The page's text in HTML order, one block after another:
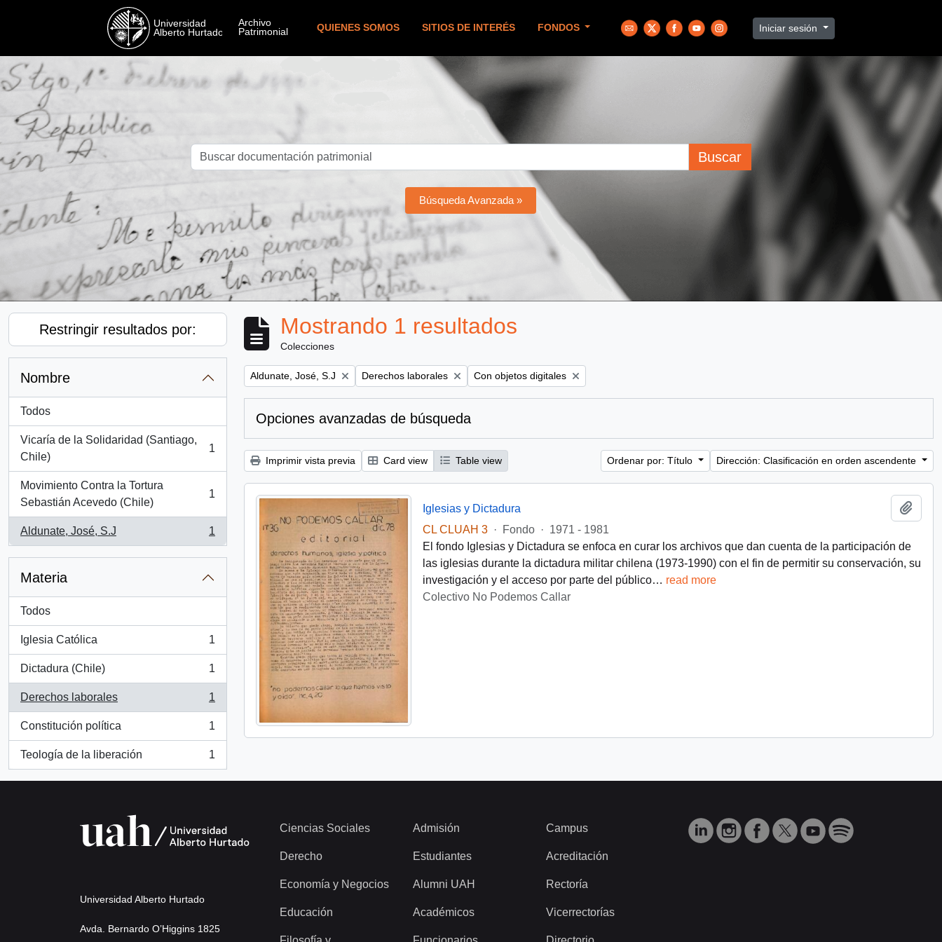
QUIENES SOMOS SITIOS DE INTERÉS FONDOS Iniciar sesión
Buscar
Búsqueda Avanzada »
Restringir resultados por:
Nombre
Todos
Vicaría de la Solidaridad (Santiago,
Chile)
, 1 resultados
1
Movimiento Contra la Tortura
Sebastián Acevedo (Chile)
, 1 resultados
1
Aldunate, José, S.J
, 1 resultados
1
Materia
Todos
Iglesia Católica
, 1 resultados
1
Dictadura (Chile)
, 1 resultados
1
Derechos laborales
, 1 resultados
1
Constitución política
, 1 resultados
1
Teología de la liberación
, 1 resultados
1
Mostrando 1 resultados
Colecciones
Remove filter:
Aldunate, José, S.J Remove filter:
Derechos laborales Remove filter:
Con objetos digitales
Opciones avanzadas de búsqueda
Imprimir vista previa Card view Table view Ordenar por: Título Dirección: Clasificación en orden ascendente
Iglesias y Dictadura
CL CLUAH 3
· Fondo · 1971 - 1981
El fondo Iglesias y Dictadura se enfoca en curar los archivos que dan cuenta de la participación de
las iglesias durante la dictadura militar chilena (1973-1990) con el fin de permitir su conservación, su
investigación y el acceso por parte del público… read more
Colectivo No Podemos Callar
Universidad Alberto Hurtado
Avda. Bernardo O’Higgins 1825
Ciencias Sociales
Derecho
Economía y Negocios
Educación
Admisión
Estudiantes
Alumni UAH
Académicos
Campus
Acreditación
Rectoría
Vicerrectorías